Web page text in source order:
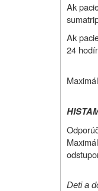
Ak
Ak
24
Deti a